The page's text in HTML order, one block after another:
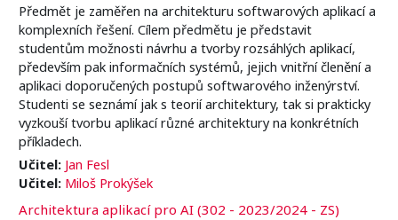
Předmět je zaměřen na architekturu softwarových aplikací a
komplexních řešení. Cílem předmětu je představit
studentům možnosti návrhu a tvorby rozsáhlých aplikací,
především pak informačních systémů, jejich vnitřní členění a
aplikaci doporučených postupů softwarového inženýrství.
Studenti se seznámí jak s teorií architektury, tak si prakticky
vyzkouší tvorbu aplikací různé architektury na konkrétních
příkladech.
Učitel: Jan Fesl
Učitel: Miloš Prokýšek
Architektura aplikací pro AI (302 - 2023/2024 - ZS)